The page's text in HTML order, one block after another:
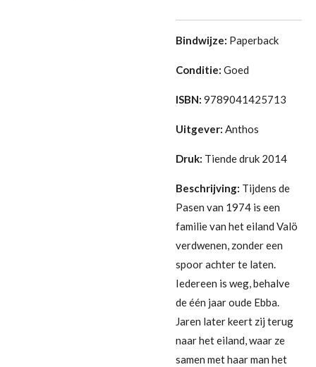
Bindwijze: Paperback
Conditie: Goed
ISBN: 9789041425713
Uitgever: Anthos
Druk: Tiende druk 2014
Beschrijving: Tijdens de
Pasen van 1974 is een
familie van het eiland Valö
verdwenen, zonder een
spoor achter te laten.
Iedereen is weg, behalve
de één jaar oude Ebba.
Jaren later keert zij terug
naar het eiland, waar ze
samen met haar man het